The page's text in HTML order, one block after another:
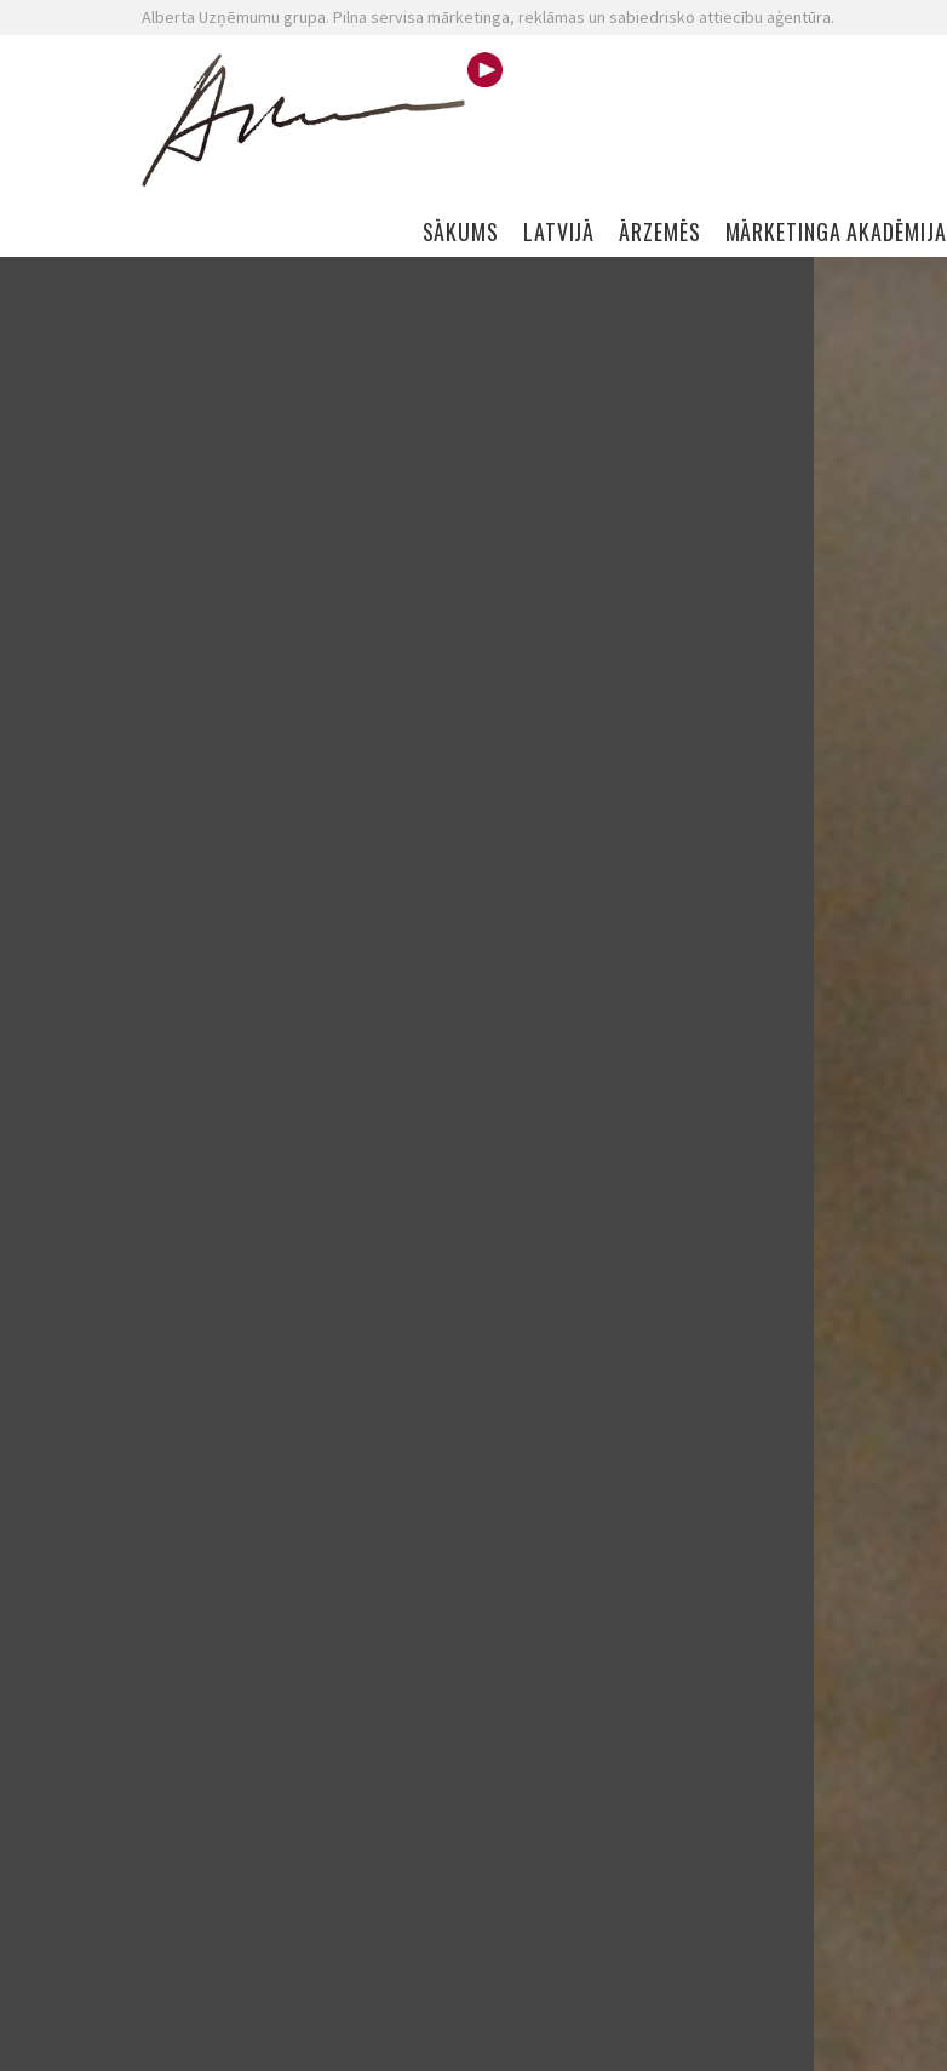
Alberta Uzņēmumu grupa. Pilna servisa mārketinga, reklāmas un sabiedrisko attiecību aģentūra.
Skip navigation
SĀKUMS LATVIJĀ ĀRZEMĒS MĀRKETINGA AKADĒMIJA